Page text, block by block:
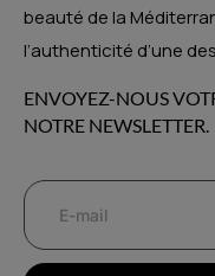
beauté de la
l’authenticité d’une
ENVOYEZ-NOUS
NOTRE NEWSLETTER.